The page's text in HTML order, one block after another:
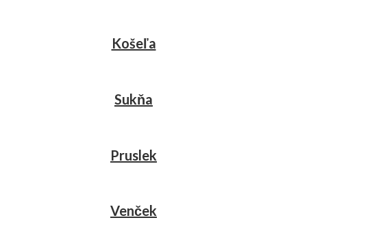
Košeľa
Sukňa
Pruslek
Venček